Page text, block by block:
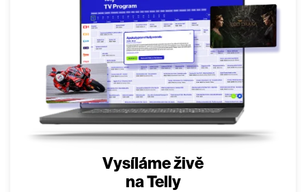
Vynucené přiznání ovšem Jerryho neuspokojí a
navzdory tomu, že je případ oficiálně uzavřen,
pokračuje s posedlou vytrvalostí v pátrání. Jak…
Vysíláme živě
na Telly